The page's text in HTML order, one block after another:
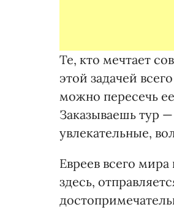
Те, кто мечтает
этой задачей
можно пересечь
Заказываешь тур
увлекательные,
Евреев всего
здесь,